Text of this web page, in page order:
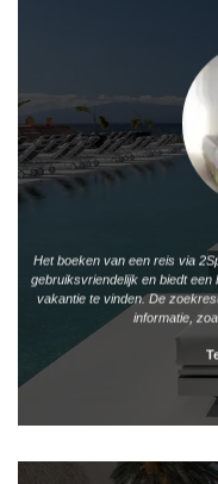
Het boeken van een reis via
gebruiksvriendelijk en biedt
vakantie te vinden. De
informatie,